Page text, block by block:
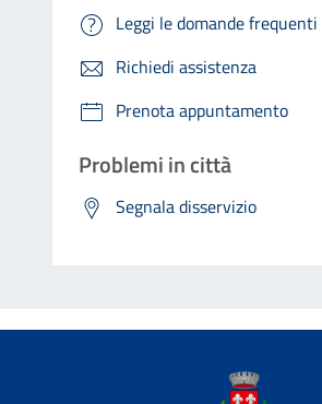
Leggi le domande frequenti
Richiedi assistenza
Prenota appuntamento
Problemi in città
Segnala disservizio